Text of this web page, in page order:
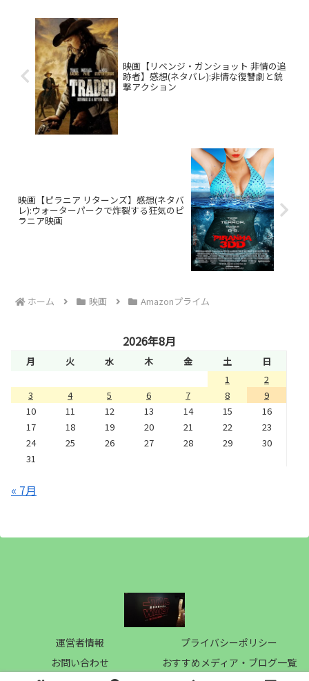
映画【リベンジ・ガンショット 非情の追
跡者】感想(ネタバレ):非情な復讐劇と銃
撃アクション
映画【ピラニア リターンズ】感想(ネタバ
レ):ウォーターパークで炸裂する狂気のピ
ラニア映画
ホーム 映画 Amazonプライム
2026年8月
月 火 水 木 金 土
日
1
2
3
4 5 6 7 8
9
10
11 12 13 14 15
16
17
18 19 20 21 22
23
24
25 26 27 28 29
30
31
« 7月
運営者情報
プライバシーポリシー
お問い合わせ
おすすめメディア・ブログ一覧